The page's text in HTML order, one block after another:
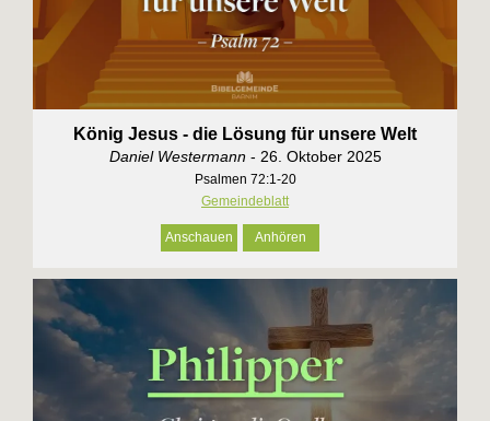
König Jesus - die Lösung für unsere Welt
Daniel Westermann- 26. Oktober 2025
Psalmen 72:1-20
Gemeindeblatt
Anschauen Anhören